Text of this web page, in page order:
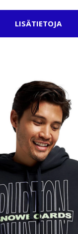
LISÄTIETOJA